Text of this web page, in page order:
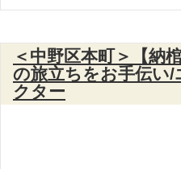
＜中野区本町＞【納
の旅立ちをお手伝い
クター